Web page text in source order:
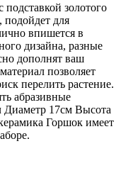
золотого
подойдет для
впишется в
дизайна, разные
дополнят ваш
позволяет
перелить растение.
абразивные
Диаметр 17см Высота
Горшок имеет